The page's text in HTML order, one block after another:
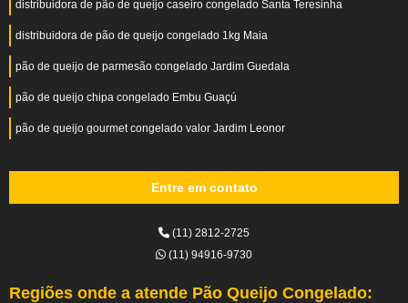
distribuidora de pão de queijo caseiro congelado Santa Teresinha
distribuidora de pão de queijo congelado 1kg Maia
pão de queijo de parmesão congelado Jardim Guedala
pão de queijo chipa congelado Embu Guaçú
pão de queijo gourmet congelado valor Jardim Leonor
Entre em contato
(11) 2812-2725
(11) 94916-9730
Regiões onde a atende Pão Queijo Congelado: